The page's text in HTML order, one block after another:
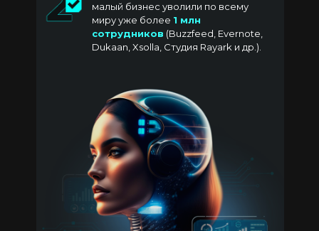
малый бизнес уволили по всему
миру уже более 1 млн
сотрудников (Buzzfeed, Evernote,
Dukaan, Xsolla, Студия Rayark и др.).